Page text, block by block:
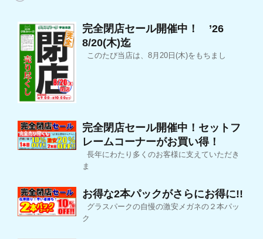
完全閉店セール開催中！ ’26
8/20(木)迄
このたび当店は、8月20日(木)をもちまし
完全閉店セール開催中！セットフ
レームコーナーがお買い得！
長年にわたり多くのお客様に支えていただき
ま
お得な2本パックがさらにお得に!!
グラスパークの自慢の激安メガネの２本パッ
ク